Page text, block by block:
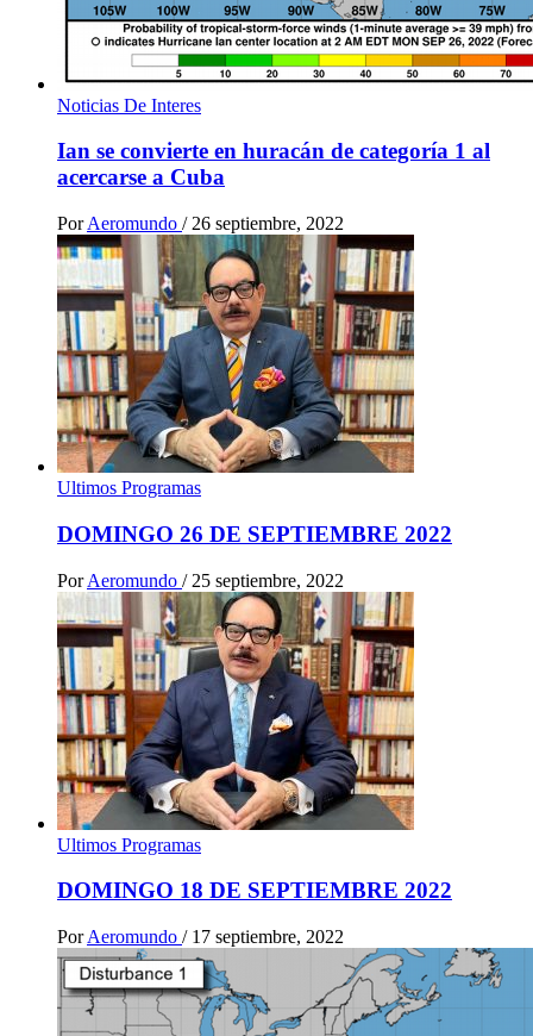
Noticias De Interes
Ian se convierte en huracán de categoría 1 al
acercarse a Cuba
Por Aeromundo / 26 septiembre, 2022
Ultimos Programas
DOMINGO 26 DE SEPTIEMBRE 2022
Por Aeromundo / 25 septiembre, 2022
Ultimos Programas
DOMINGO 18 DE SEPTIEMBRE 2022
Por Aeromundo / 17 septiembre, 2022